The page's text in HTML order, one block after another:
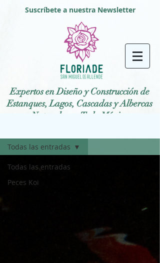
Suscríbete a nuestra Newsletter
Expertos en Diseño y Construcción de
Estanques, Lagos, Cascadas y Albercas
Naturales en Todo México
Todas las entradas
Peces Koi
Todas las entradas